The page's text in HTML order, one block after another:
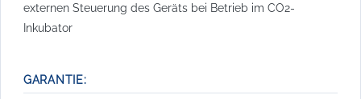
externen Steuerung des Geräts bei Betrieb im CO2-
Inkubator
GARANTIE: